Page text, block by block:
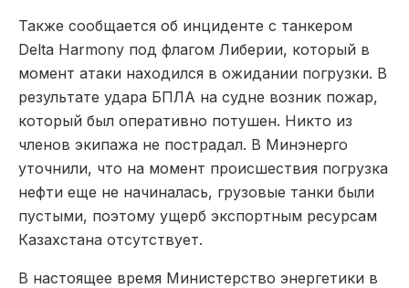
Также сообщается об инциденте с танкером
Delta Harmony под флагом Либерии, который в
момент атаки находился в ожидании погрузки. В
результате удара БПЛА на судне возник пожар,
который был оперативно потушен. Никто из
членов экипажа не пострадал. В Минэнерго
уточнили, что на момент происшествия погрузка
нефти еще не начиналась, грузовые танки были
пустыми, поэтому ущерб экспортным ресурсам
Казахстана отсутствует.
В настоящее время Министерство энергетики в